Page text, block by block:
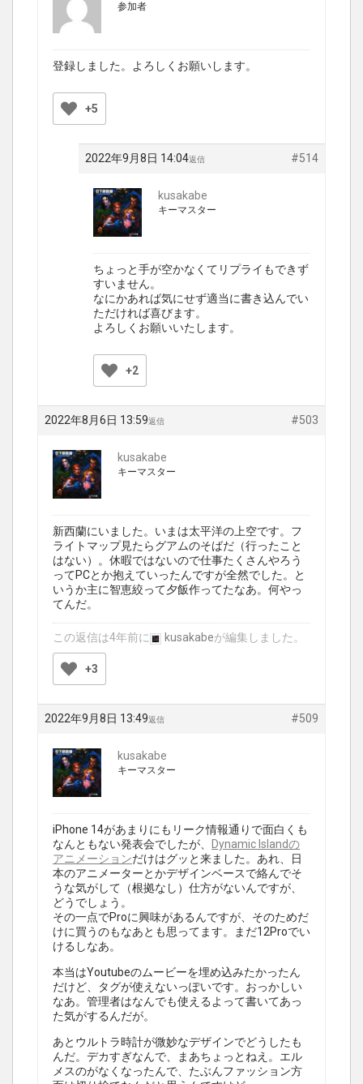
参加者
登録しました。よろしくお願いします。
+5
2022年9月8日 14:04 #514
返信
kusakabe
キーマスター
ちょっと手が空かなくてリプライもできず
すいません。
なにかあれば気にせず適当に書き込んでい
ただければ喜びます。
よろしくお願いいたします。
+2
2022年8月6日 13:59 #503
返信
kusakabe
キーマスター
新西蘭にいました。いまは太平洋の上空です。フ
ライトマップ見たらグアムのそばだ（行ったこと
はない）。休暇ではないので仕事たくさんやろう
ってPCとか抱えていったんですが全然でした。と
いうか主に智恵絞って夕飯作ってたなあ。何やっ
てんだ。
この返信は4年前に kusakabeが編集しました。
+3
2022年9月8日 13:49 #509
返信
kusakabe
キーマスター
iPhone 14があまりにもリーク情報通りで面白くも
なんともない発表会でしたが、
Dynamic Islandの
アニメーションだけはグッと来ました。あれ、日
本のアニメーターとかデザインベースで絡んでそ
うな気がして（根拠なし）仕方がないんですが、
どうでしょう。
その一点でProに興味があるんですが、そのためだ
けに買うのもなあとも思ってます。まだ12Proでい
けるしなあ。
本当はYoutubeのムービーを埋め込みたかったん
だけど、タグが使えないっぽいです。おっかしい
なあ。管理者はなんでも使えるよって書いてあっ
た気がするんだが。
あとウルトラ時計が微妙なデザインでどうしたも
んだ。デカすぎなんで、まあちょっとねえ。エル
メスのがなくなったんで、たぶんファッション方